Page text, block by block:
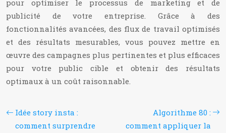
pour optimiser le processus de marketing et de
publicité de votre entreprise. Grâce à des
fonctionnalités avancées, des flux de travail optimisés
et des résultats mesurables, vous pouvez mettre en
œuvre des campagnes plus pertinentes et plus efficaces
pour votre public cible et obtenir des résultats
optimaux à un coût raisonnable.
Idée story insta :
comment surprendre
Algorithme 80 :
comment appliquer la